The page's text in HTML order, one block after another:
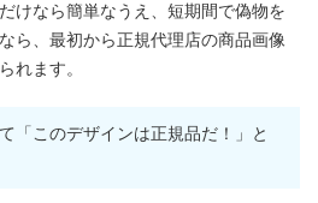
けなら簡単なうえ、短期間で偽物を
ら、最初から正規代理店の商品画像
れます。
「このデザインは正規品だ！」と